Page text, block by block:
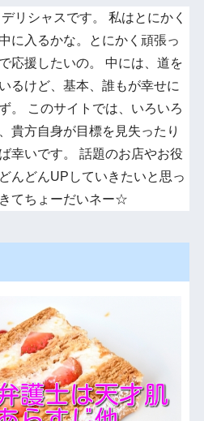
リシャスです。 私はとにかく
に入るかな。とにかく頑張っ
応援したいの。 中には、道を
るけど、基本、誰もが幸せに
。 このサイトでは、いろいろ
貴方自身が目標を見失ったり
幸いです。 話題のお店やお役
んどんUPしていきたいと思っ
てちょーだいネー☆